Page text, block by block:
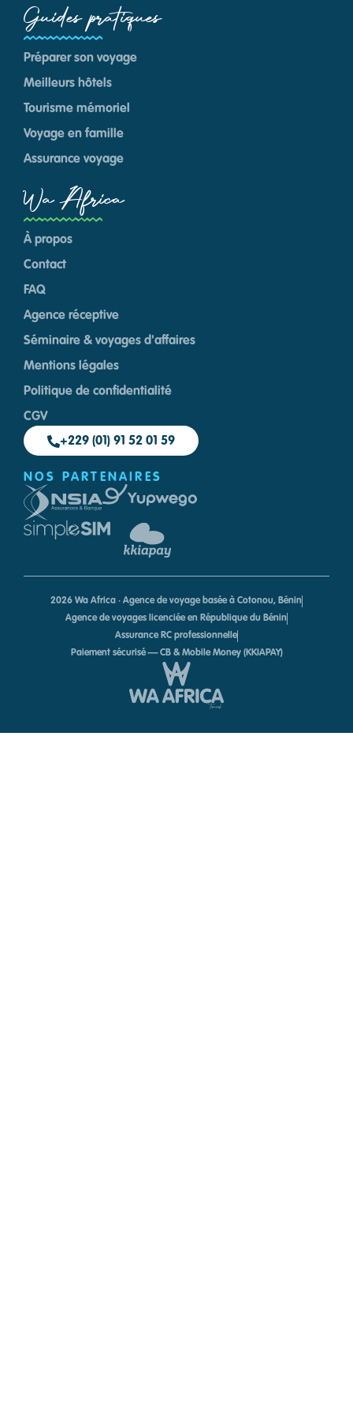
Guides pratiques
Préparer son voyage
Meilleurs hôtels
Tourisme mémoriel
Voyage en famille
Assurance voyage
Wa Africa
À propos
Contact
FAQ
Agence réceptive
Séminaire & voyages d'affaires
Mentions légales
Politique de confidentialité
CGV
+229 (01) 91 52 01 59
NOS PARTENAIRES
2026 Wa Africa · Agence de voyage basée à Cotonou, Bénin
Agence de voyages licenciée en République du Bénin
Assurance RC professionnelle
Paiement sécurisé — CB & Mobile Money (KKIAPAY)